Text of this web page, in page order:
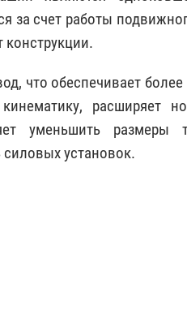
счет работы
что обеспечивает
расширяет
уменьшить
установок.